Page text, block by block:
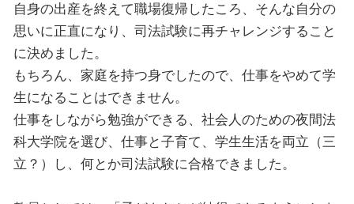
自身の出産を終えて職場復帰したころ、そんな自分の
思いに正直になり、司法試験に再チャレンジすること
に決めました。
もちろん、家庭を持つ身でしたので、仕事をやめて学
生になることはできません。
仕事をしながら勉強ができる、社会人のための夜間法
科大学院を選び、仕事と子育て、学生生活を両立（三
立？）し、何とか司法試験に合格できました。